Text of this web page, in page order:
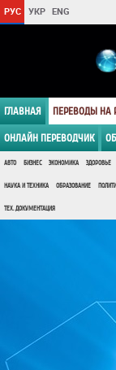
РУС УКР ENG
ГЛАВНАЯ ПЕРЕВОДЫ НА
ОНЛАЙН ПЕРЕВОДЧИК
АВТО БИЗНЕС ЭКОНОМИКА ЗДОРОВЬЕ
НАУКА И ТЕХНИКА ОБРАЗОВАНИЕ
ТЕХ. ДОКУМЕНТАЦИЯ